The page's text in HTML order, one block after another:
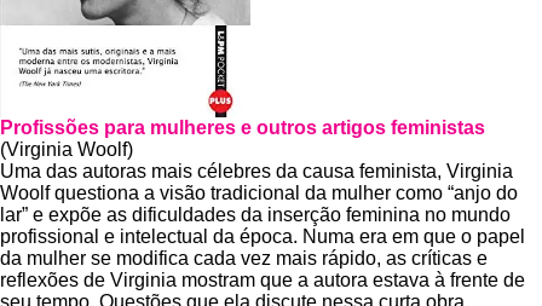
Profissões para mulheres e outros artigos feministas
(Virginia Woolf)
Uma das autoras mais célebres da causa feminista, Virginia
Woolf questiona a visão tradicional da mulher como “anjo do
lar” e expõe as dificuldades da inserção feminina no mundo
profissional e intelectual da época. Numa era em que o papel
da mulher se modifica cada vez mais rápido, as críticas e
reflexões de Virginia mostram que a autora estava à frente de
seu tempo. Questões que ela discute nessa curta obra,